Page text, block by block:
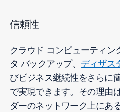
信頼性
クラウド コンピューティン
タ バックアップ、 ディザス
びビジネス継続性をさらに
で実現できます。その理由
ダーのネットワーク上にあ